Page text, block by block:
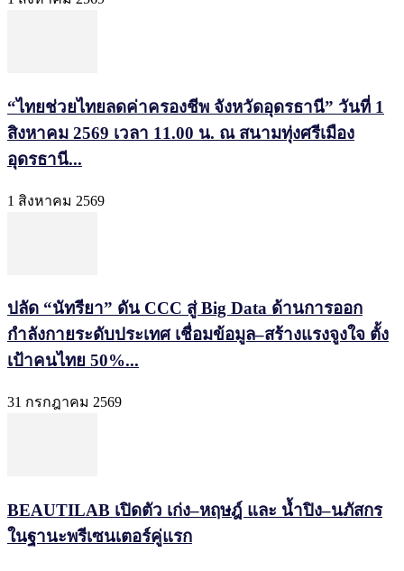
“ไทยช่วยไทยลดค่าครองชีพ จังหวัดอุดรธานี” วันที่ 1
สิงหาคม 2569 เวลา 11.00 น. ณ สนามทุ่งศรีเมือง
อุดรธานี...
1 สิงหาคม 2569
ปลัด “นัทรียา” ดัน CCC สู่ Big Data ด้านการออก
กำลังกายระดับประเทศ เชื่อมข้อมูล–สร้างแรงจูงใจ ตั้ง
เป้าคนไทย 50%...
31 กรกฎาคม 2569
BEAUTILAB เปิดตัว เก่ง–หฤษฎ์ และ น้ำปิง–นภัสกร
ในฐานะพรีเซนเตอร์คู่แรก